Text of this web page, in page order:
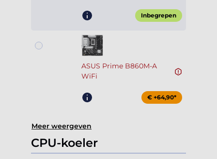
Inbegrepen
ASUS Prime B860M-A
WiFi
€ +64,90*
Meer weergeven
CPU-koeler